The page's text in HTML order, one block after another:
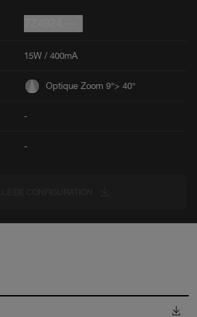
15W / 400mA
Optique Zoom 9°> 40°
-
-